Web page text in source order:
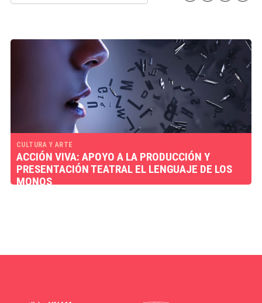
CULTURA Y ARTE
ACCIÓN VIVA: APOYO A LA PRODUCCIÓN Y
PRESENTACIÓN TEATRAL EL LENGUAJE DE LOS
MONOS